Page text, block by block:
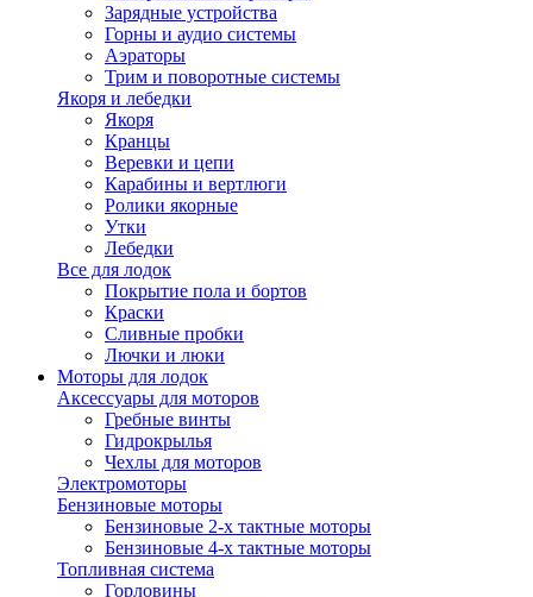
Зарядные устройства
Горны и аудио системы
Аэраторы
Трим и поворотные системы
Якоря и лебедки
Якоря
Кранцы
Веревки и цепи
Карабины и вертлюги
Ролики якорные
Утки
Лебедки
Все для лодок
Покрытие пола и бортов
Краски
Сливные пробки
Лючки и люки
Моторы для лодок
Аксессуары для моторов
Гребные винты
Гидрокрылья
Чехлы для моторов
Электромоторы
Бензиновые моторы
Бензиновые 2-х тактные моторы
Бензиновые 4-х тактные моторы
Топливная система
Горловины